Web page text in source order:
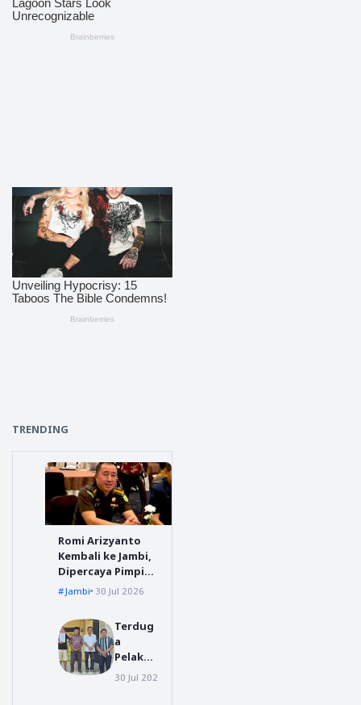
TRENDING
Romi Arizyanto
Kembali ke Jambi,
Dipercaya Pimpin
Kejari Jambi
Jambi 30 Jul 2026
Terdug
a
Pelaku
Video
polres tanggamus
30 Jul 2026